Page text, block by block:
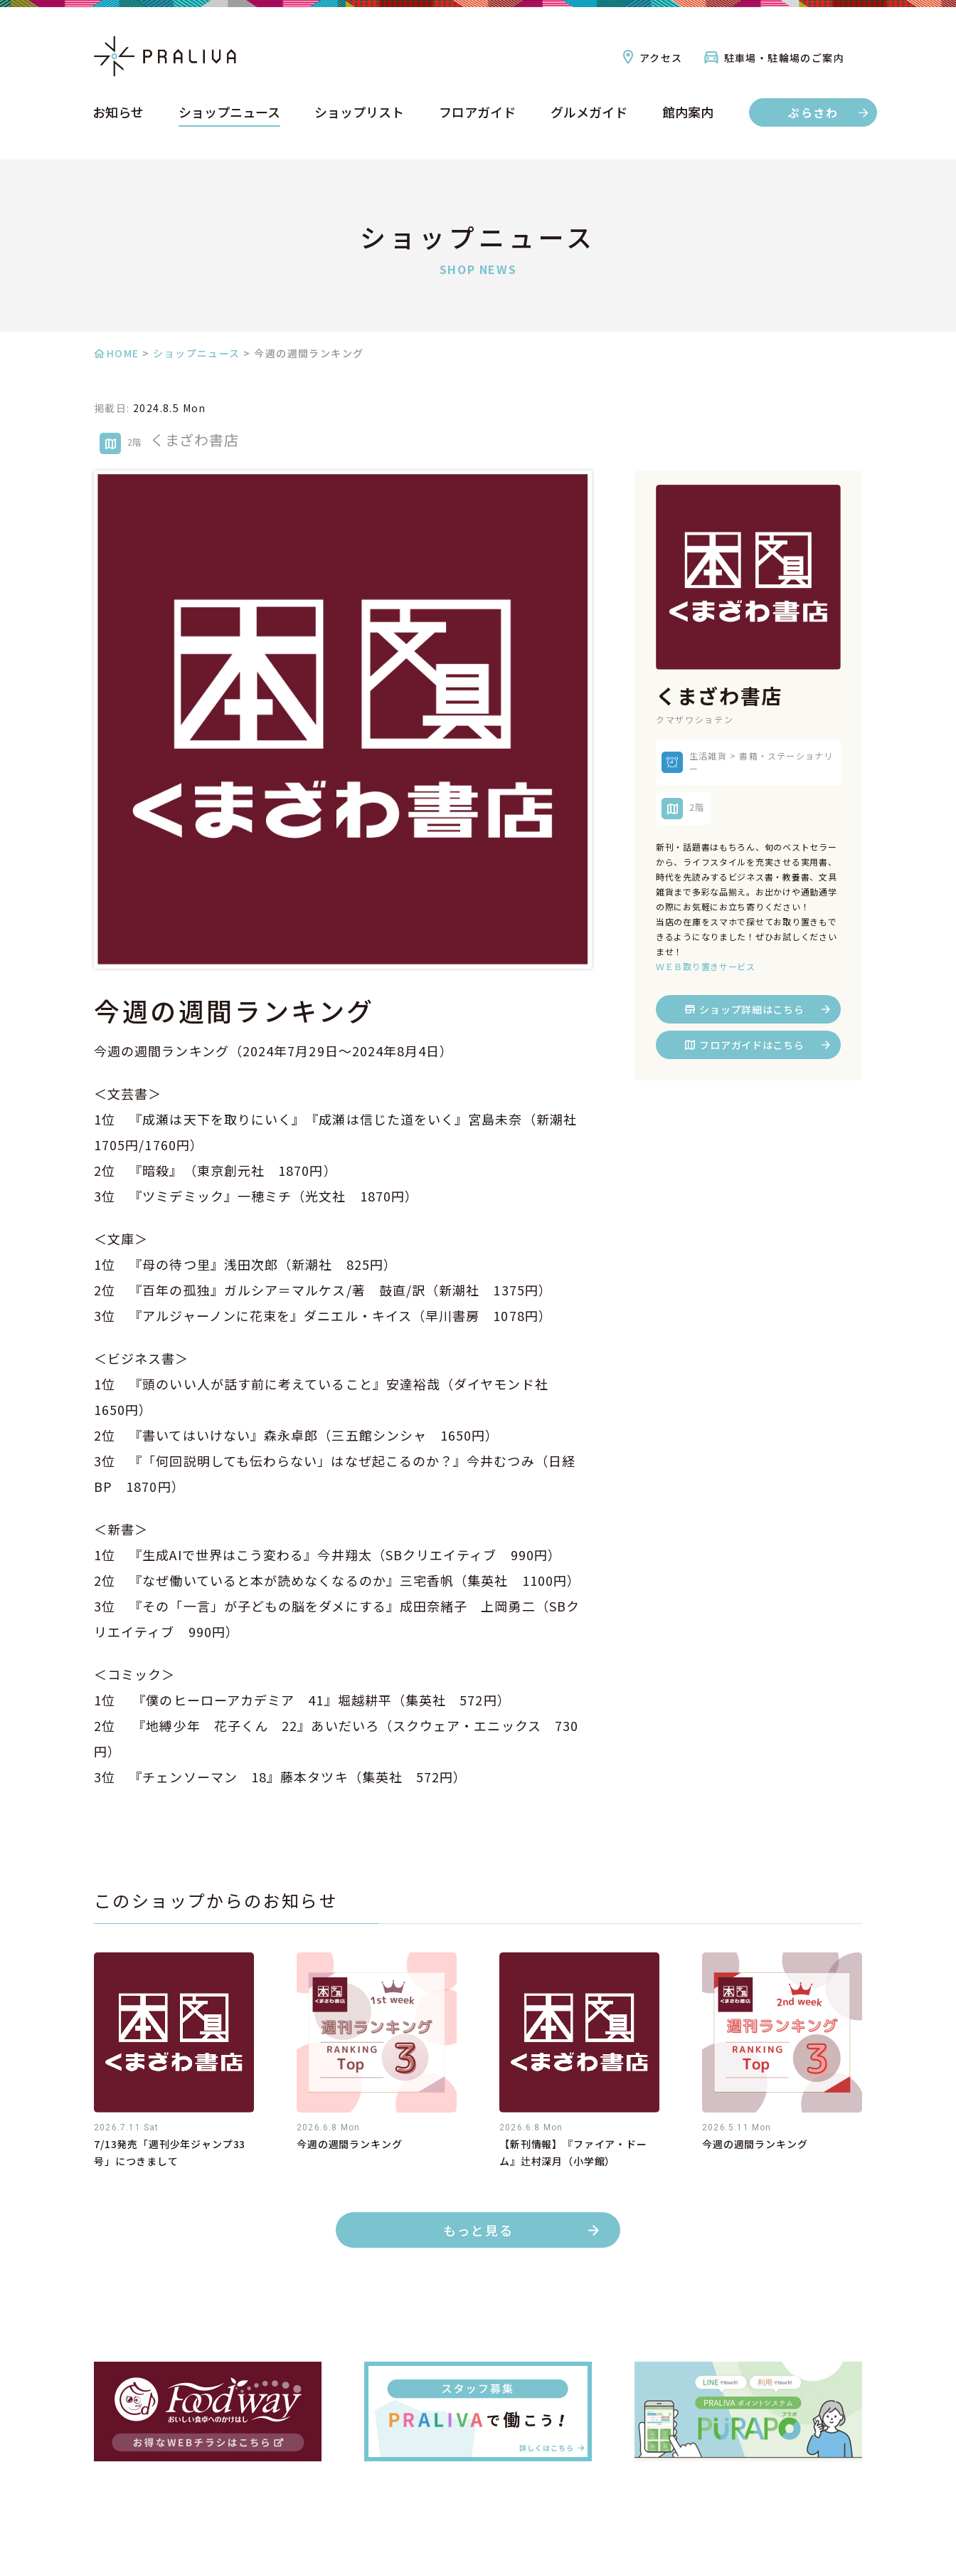
アクセス 駐車場・駐輪場のご案内
お知らせ ショップニュース ショップリスト フロアガイド グルメガイド 館内案内 ぷらさわ
ショップニュース
SHOP NEWS
HOME > ショップニュース > 今週の週間ランキング
掲載日: 2024.8.5 Mon
2階 くまざわ書店
今週の週間ランキング
今週の週間ランキング（2024年7月29日～2024年8月4日）
＜文芸書＞
1位 『成瀬は天下を取りにいく』『成瀬は信じた道をいく』宮島未奈（新潮社
1705円/1760円）
2位 『暗殺』（東京創元社 1870円）
3位 『ツミデミック』一穂ミチ（光文社 1870円）
＜文庫＞
1位 『母の待つ里』浅田次郎（新潮社 825円）
2位 『百年の孤独』ガルシア＝マルケス/著 鼓直/訳（新潮社 1375円）
3位 『アルジャーノンに花束を』ダニエル・キイス（早川書房 1078円）
＜ビジネス書＞
1位 『頭のいい人が話す前に考えていること』安達裕哉（ダイヤモンド社
1650円）
2位 『書いてはいけない』森永卓郎（三五館シンシャ 1650円）
3位 『「何回説明しても伝わらない」はなぜ起こるのか？』今井むつみ（日経
BP 1870円）
＜新書＞
1位 『生成AIで世界はこう変わる』今井翔太（SBクリエイティブ 990円）
2位 『なぜ働いていると本が読めなくなるのか』三宅香帆（集英社 1100円）
3位 『その「一言」が子どもの脳をダメにする』成田奈緒子 上岡勇二（SBク
リエイティブ 990円）
＜コミック＞
1位 『僕のヒーローアカデミア 41』堀越耕平（集英社 572円）
2位 『地縛少年 花子くん 22』あいだいろ（スクウェア・エニックス 730
円）
3位 『チェンソーマン 18』藤本タツキ（集英社 572円）
くまざわ書店
クマザワショテン
生活雑貨 > 書籍・ステーショナリ
ー
2階
新刊・話題書はもちろん、旬のベストセラー
から、ライフスタイルを充実させる実用書、
時代を先読みするビジネス書・教養書、文具
雑貨まで多彩な品揃え。お出かけや通勤通学
の際にお気軽にお立ち寄りください！
当店の在庫をスマホで探せてお取り置きもで
きるようになりました！ぜひお試しください
ませ！
ＷＥＢ取り置きサービス
ショップ詳細はこちら
フロアガイドはこちら
このショップからのお知らせ
2026.7.11 Sat
7/13発売「週刊少年ジャンプ33
号」につきまして
2026.6.8 Mon
今週の週間ランキング
2026.6.8 Mon
【新刊情報】『ファイア・ドー
ム』辻村深月（小学館）
2026.5.11 Mon
今週の週間ランキング
もっと見る